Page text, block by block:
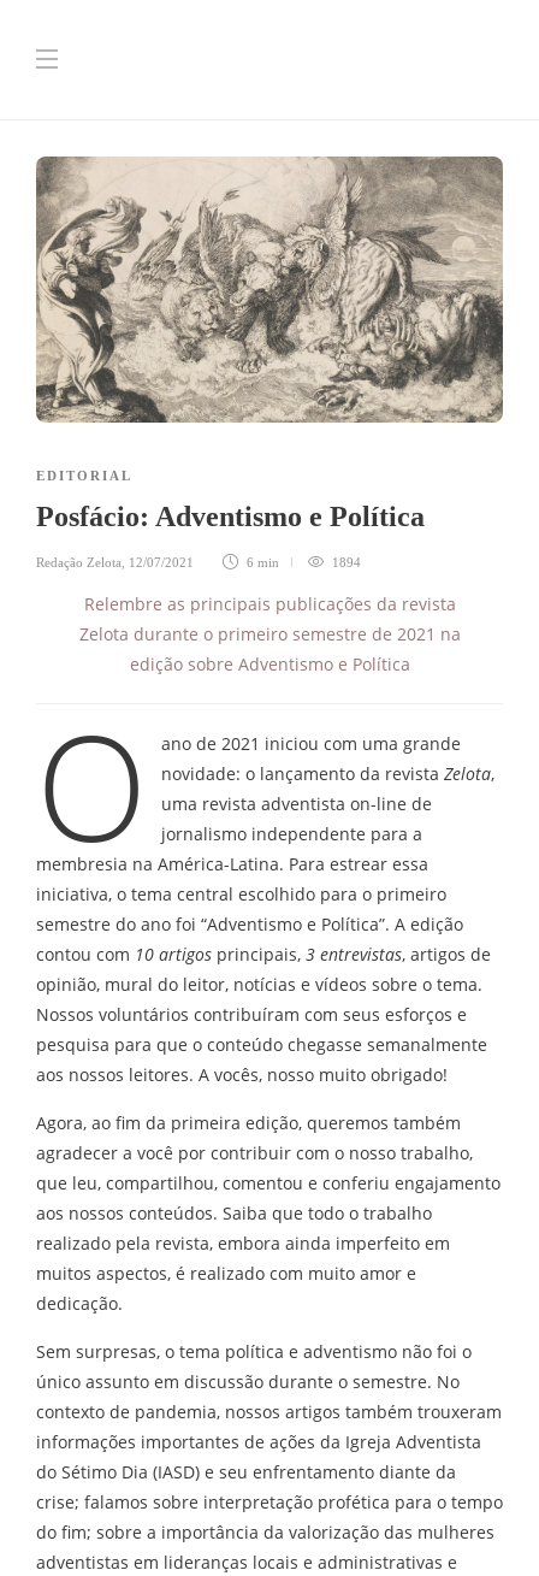
EDITORIAL
Posfácio: Adventismo e Política
Redação Zelota, 12/07/2021 6 min 1894
Relembre as principais publicações da revista
Zelota durante o primeiro semestre de 2021 na
edição sobre Adventismo e Política
O
ano de 2021 iniciou com uma grande
novidade: o lançamento da revistaZelota,
uma revista adventista on-line de
jornalismo independente para a
membresia na América-Latina. Para estrear essa
iniciativa, o tema central escolhido para o primeiro
semestre do ano foi “Adventismo e Política”. A edição
contou com 10 artigos principais, 3 entrevistas, artigos de
opinião, mural do leitor, notícias e vídeos sobre o tema.
Nossos voluntários contribuíram com seus esforços e
pesquisa para que o conteúdo chegasse semanalmente
aos nossos leitores. A vocês, nosso muito obrigado!
Agora, ao fim da primeira edição, queremos também
agradecer a você por contribuir com o nosso trabalho,
que leu, compartilhou, comentou e conferiu engajamento
aos nossos conteúdos. Saiba que todo o trabalho
realizado pela revista, embora ainda imperfeito em
muitos aspectos, é realizado com muito amor e
dedicação.
Sem surpresas, o tema política e adventismo não foi o
único assunto em discussão durante o semestre. No
contexto de pandemia, nossos artigos também trouxeram
informações importantes de ações da Igreja Adventista
do Sétimo Dia (IASD) e seu enfrentamento diante da
crise; falamos sobre interpretação profética para o tempo
do fim; sobre a importância da valorização das mulheres
adventistas em lideranças locais e administrativas e